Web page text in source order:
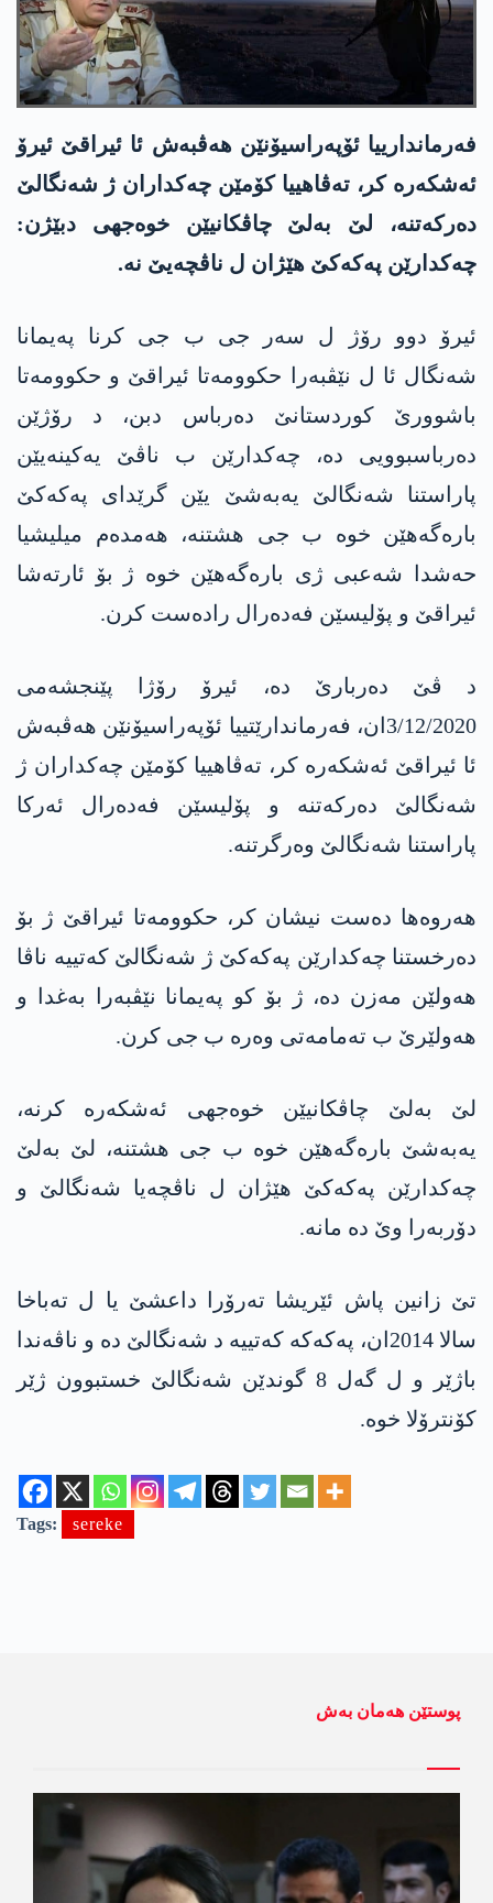
فه‌رماندارییا ئۆپه‌راسیۆنێن هه‌ڤبه‌ش ئا ئیراقێ ئیرۆ
ئه‌شكه‌ره‌ كر، ته‌ڤاهییا كۆمێن چه‌كداران ژ شه‌نگالێ
ده‌ركه‌تنه‌، لێ به‌لێ چاڤكانیێن خوه‌جهی دبێژن:
چه‌كدارێن په‌كه‌كێ هێژان ل ناڤچه‌یێ نه‌.
ئیرۆ دوو رۆژ ل سه‌ر جی ب جی كرنا په‌یمانا
شه‌نگال ئا ل نێڤبه‌را حكوومه‌تا ئیراقێ و حكوومه‌تا
باشوورێ كوردستانێ ده‌رباس دبن، د رۆژێن
ده‌رباسبوویی ده‌، چه‌كدارێن ب ناڤێ یه‌كینه‌یێن
پاراستنا شه‌نگالێ یه‌به‌شێ یێن گرێدای په‌كه‌كێ
باره‌گه‌هێن خوه‌ ب جی هشتنه‌، هه‌مده‌م میلیشیا
حه‌شدا شه‌عبی ژی باره‌گه‌هێن خوه‌ ژ بۆ ئارته‌شا
ئیراقێ و پۆلیسێن فه‌ده‌رال راده‌ست كرن.
د ڤێ ده‌ربارێ ده‌، ئیرۆ رۆژا پێنجشه‌می
3/12/2020ان، فه‌رماندارێتییا ئۆپه‌راسیۆنێن هه‌ڤبه‌ش
ئا ئیراقێ ئه‌شكه‌ره‌ كر، ته‌ڤاهییا كۆمێن چه‌كداران ژ
شه‌نگالێ ده‌ركه‌تنه‌ و پۆلیسێن فه‌ده‌رال ئه‌ركا
پاراستنا شه‌نگالێ وه‌رگرتنه‌.
هه‌روه‌ها ده‌ست نیشان كر، حكوومه‌تا ئیراقێ ژ بۆ
ده‌رخستنا چه‌كدارێن په‌كه‌كێ ژ شه‌نگالێ كه‌تییه‌ ناڤا
هه‌ولێن مه‌زن ده‌، ژ بۆ كو په‌یمانا نێڤبه‌را به‌غدا و
هه‌ولێرێ ب ته‌مامه‌تی وه‌ره‌ ب جی كرن.
لێ به‌لێ چاڤكانیێن خوه‌جهی ئه‌شكه‌ره‌ كرنه‌،
یه‌به‌شێ باره‌گه‌هێن خوه‌ ب جی هشتنه‌، لێ به‌لێ
چه‌كدارێن په‌كه‌كێ هێژان ل ناڤچه‌یا شه‌نگالێ و
دۆربه‌را وێ ده‌ مانه‌.
تێ زانین پاش ئێریشا ته‌رۆرا داعشێ یا ل ته‌باخا
سالا 2014ان، په‌كه‌كه‌ كه‌تییه‌ د شه‌نگالێ ده‌ و ناڤه‌ندا
باژێر و ل گه‌ل 8 گوندێن شه‌نگالێ خستبوون ژێر
كۆنترۆلا خوه‌.
Tags: sereke
پوستێن ھەمان بەش